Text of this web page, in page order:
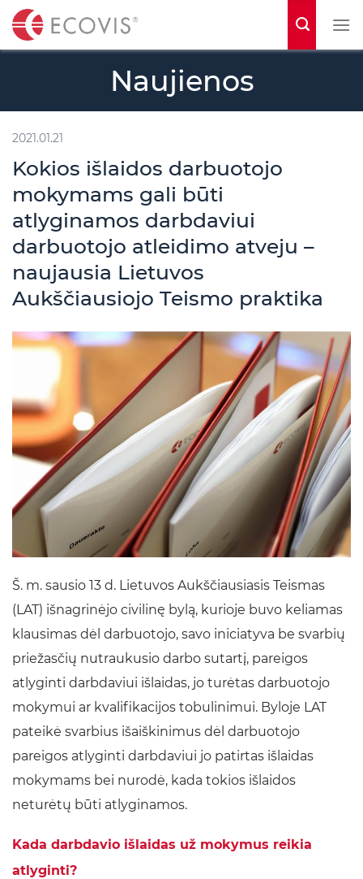
t
Naujienos
2021.01.21
Kokios išlaidos darbuotojo
mokymams gali būti
atlyginamos darbdaviui
darbuotojo atleidimo atveju –
naujausia Lietuvos
Aukščiausiojo Teismo praktika
Š. m. sausio 13 d. Lietuvos Aukščiausiasis Teismas
(LAT) išnagrinėjo civilinę bylą, kurioje buvo keliamas
klausimas dėl darbuotojo, savo iniciatyva be svarbių
priežasčių nutraukusio darbo sutartį, pareigos
atlyginti darbdaviui išlaidas, jo turėtas darbuotojo
mokymui ar kvalifikacijos tobulinimui. Byloje LAT
pateikė svarbius išaiškinimus dėl darbuotojo
pareigos atlyginti darbdaviui jo patirtas išlaidas
mokymams bei nurodė, kada tokios išlaidos
neturėtų būti atlyginamos.
Kada darbdavio išlaidas už mokymus reikia
atlyginti?